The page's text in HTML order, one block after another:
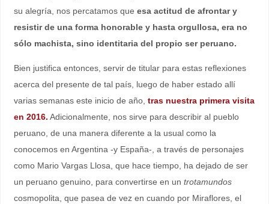
su alegría, nos percatamos que esa actitud de afrontar y
resistir de una forma honorable y hasta orgullosa, era no
sólo machista, sino identitaria del propio ser peruano.
Bien justifica entonces, servir de titular para estas reflexiones
acerca del presente de tal país, luego de haber estado allí
varias semanas este inicio de año, tras nuestra primera visita
en 2016. Adicionalmente, nos sirve para describir al pueblo
peruano, de una manera diferente a la usual como la
conocemos en Argentina -y España-, a través de personajes
como Mario Vargas Llosa, que hace tiempo, ha dejado de ser
un peruano genuino, para convertirse en un trotamundos
cosmopolita, que pasea de vez en cuando por Miraflores, el